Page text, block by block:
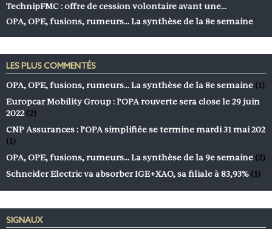
TechnipFMC : offre de cession volontaire avant une…
OPA, OPE, fusions, rumeurs… La synthèse de la 8e semaine
LES PLUS COMMENTÉS
OPA, OPE, fusions, rumeurs… La synthèse de la 8e semaine (1)
Europcar Mobility Group : l’OPA rouverte sera close le 29 juin
2022 (2)
CNP Assurances : l’OPA simplifiée se termine mardi 31 mai 202
(1)
OPA, OPE, fusions, rumeurs… La synthèse de la 9e semaine (2)
Schneider Electric va absorber IGE+XAO, sa filiale à 83,93% (1)
SIGNAUX